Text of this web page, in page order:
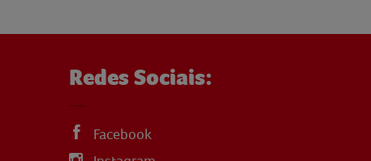
Redes Sociais:
Facebook